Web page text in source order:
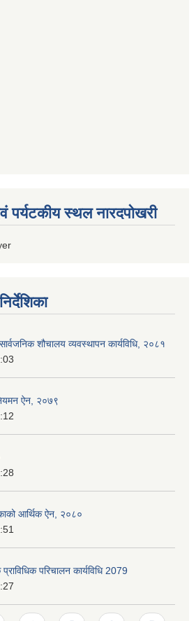
पर्यटकीय स्थल नारदपोखरी
शौचालय व्यवस्थापन कार्यविधि, २०८१
ऐन, २०७९
आर्थिक ऐन, २०८०
परिचालन कार्यविधि 2079